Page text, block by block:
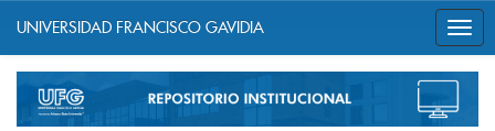
navigation
UNIVERSIDAD FRANCISCO GAVIDIA